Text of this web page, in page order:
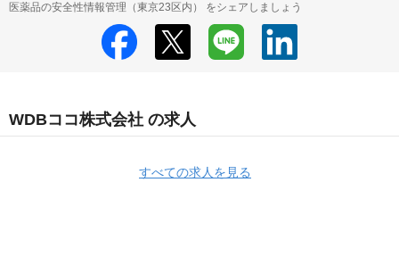
医薬品の安全性情報管理（東京23区内） をシェアしましょう
WDBココ株式会社 の求人
すべての求人を見る